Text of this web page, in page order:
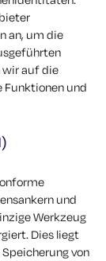
an, um die
wir auf die
Funktionen und
und
Werkzeug
Dies liegt
von